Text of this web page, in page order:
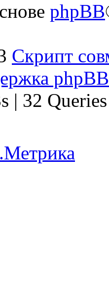
phpBB
Скрипт
phpBB
| 32